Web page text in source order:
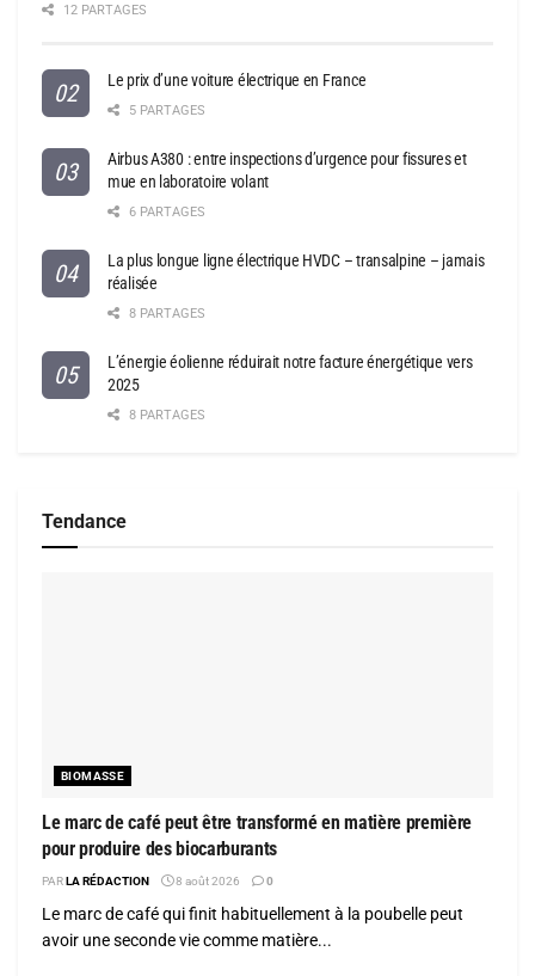
12 PARTAGES
Le prix d’une voiture électrique en France
5 PARTAGES
Airbus A380 : entre inspections d’urgence pour fissures et
mue en laboratoire volant
6 PARTAGES
La plus longue ligne électrique HVDC – transalpine – jamais
réalisée
8 PARTAGES
L’énergie éolienne réduirait notre facture énergétique vers
2025
8 PARTAGES
Tendance
BIOMASSE
Le marc de café peut être transformé en matière première
pour produire des biocarburants
PARLA RÉDACTION 8 août 2026 0
Le marc de café qui finit habituellement à la poubelle peut
avoir une seconde vie comme matière...